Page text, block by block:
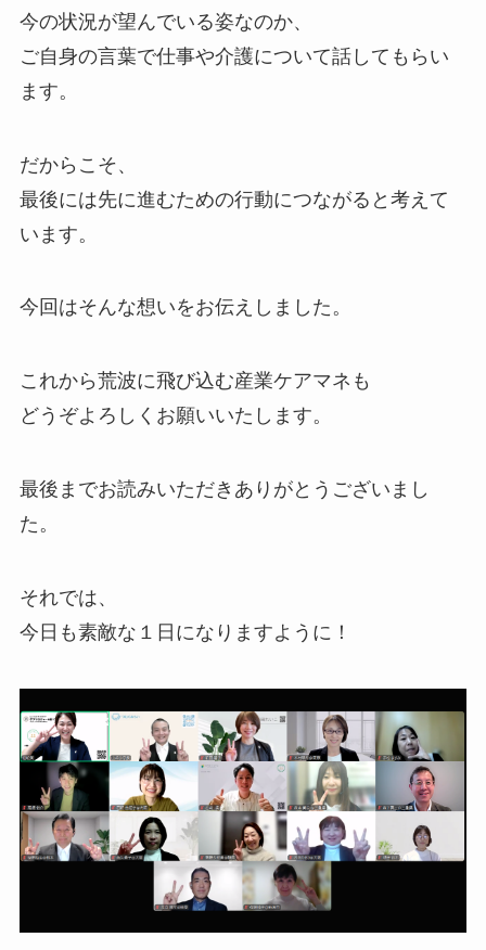
今の状況が望んでいる姿なのか、
ご自身の言葉で仕事や介護について話してもらい
ます。
だからこそ、
最後には先に進むための行動につながると考えて
います。
今回はそんな想いをお伝えしました。
これから荒波に飛び込む産業ケアマネも
どうぞよろしくお願いいたします。
最後までお読みいただきありがとうございまし
た。
それでは、
今日も素敵な１日になりますように！